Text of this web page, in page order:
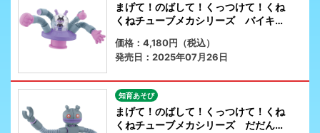
まげて！のばして！くっつけて！くね
くねチューブメカシリーズ バイキン
価格：4,180円（税込）
発売日：2025年07月26日
知育あそび
まげて！のばして！くっつけて！くね
くねチューブメカシリーズ だだんだ